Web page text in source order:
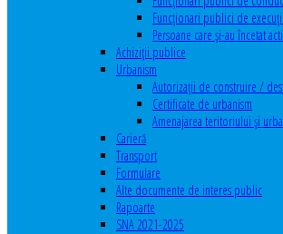
Funcționari publici de
Persoane care şi-au încetat
Achiziţii publice
Urbanism
Autorizații de construire /
Certificate de urbanism
Amenajarea teritoriului şi
Carieră
Transport
Formulare
Alte documente de interes public
Rapoarte
SNA 2021-2025